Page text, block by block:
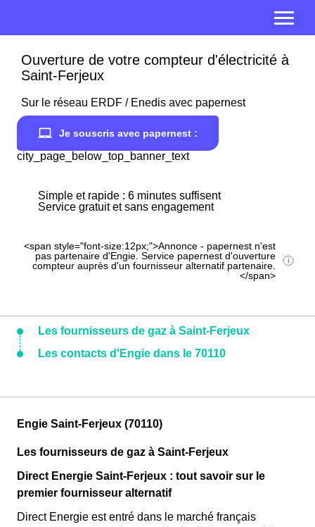
Ouverture de votre compteur d'électricité à
Saint-Ferjeux
Sur le réseau ERDF / Enedis avec papernest
Je souscris avec papernest :
city_page_below_top_banner_text
Simple et rapide : 6 minutes suffisent
Service gratuit et sans engagement
<span style="font-size:12px;">Annonce - papernest n'est
pas partenaire d'Engie. Service papernest d'ouverture
compteur auprès d'un fournisseur alternatif partenaire.
</span>
Les fournisseurs de gaz à Saint-Ferjeux
Les contacts d'Engie dans le 70110
Engie Saint-Ferjeux (70110)
Les fournisseurs de gaz à Saint-Ferjeux
Direct Energie Saint-Ferjeux : tout savoir sur le
premier fournisseur alternatif
Direct Energie est entré dans le marché français